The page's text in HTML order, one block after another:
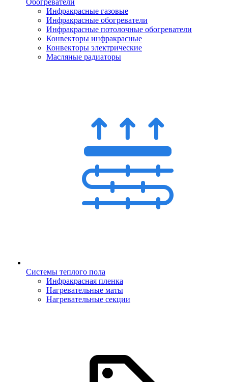
Обогреватели
Инфракрасные газовые
Инфракрасные обогреватели
Инфракрасные потолочные обогреватели
Конвекторы инфракрасные
Конвекторы электрические
Масляные радиаторы
Системы теплого пола
Инфракрасная пленка
Нагревательные маты
Нагревательные секции